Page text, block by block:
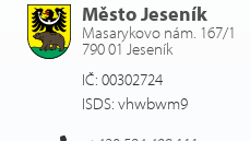
Město Jeseník
Masarykovo nám. 167/1
790 01 Jeseník
IČ: 00302724
ISDS: vhwbwm9